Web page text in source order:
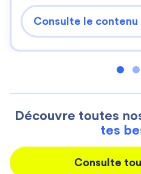
Consulte le contenu
Découvre toutes
tes
Consulte